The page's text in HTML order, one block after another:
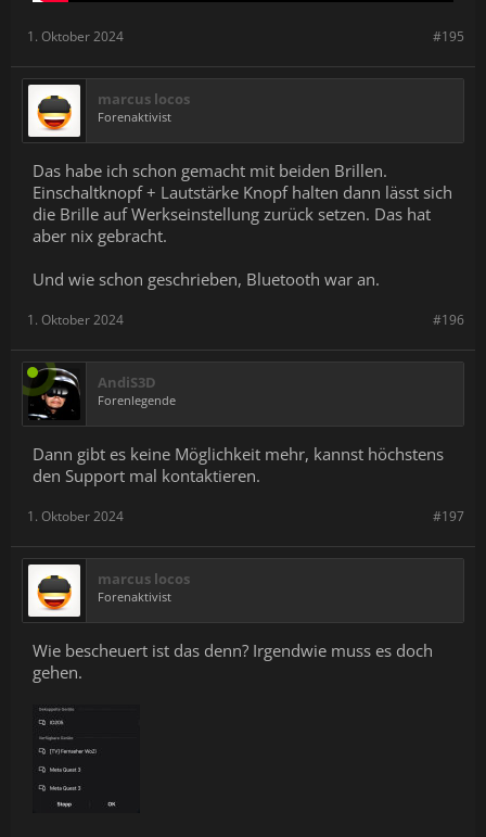
#195
1. Oktober 2024
marcus locos
Forenaktivist
Das habe ich schon gemacht mit beiden Brillen.
Einschaltknopf + Lautstärke Knopf halten dann lässt sich
die Brille auf Werkseinstellung zurück setzen. Das hat
aber nix gebracht.
Und wie schon geschrieben, Bluetooth war an.
#196
1. Oktober 2024
AndiS3D
Forenlegende
Dann gibt es keine Möglichkeit mehr, kannst höchstens
den Support mal kontaktieren.
#197
1. Oktober 2024
marcus locos
Forenaktivist
Wie bescheuert ist das denn? Irgendwie muss es doch
gehen.